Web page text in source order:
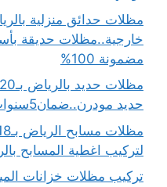
مظلات حدائق منزلية
خارجية..مظلات حديقة
مضمونة 100%
حديد مودرن..ضمان5سنوات
لتركيب اغطية المسابح